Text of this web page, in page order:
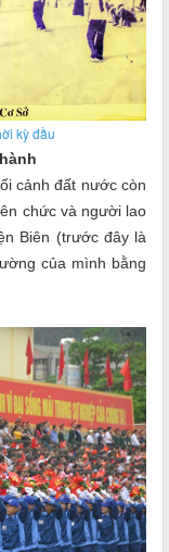
kỳ đầu
cảnh đất nước còn
chức và người lao
Biên (trước đây là
của mình bằng